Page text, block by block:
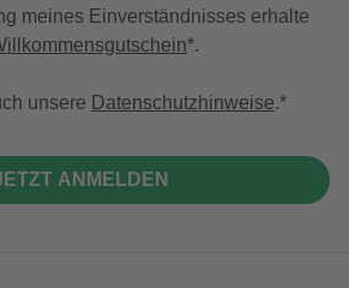
meines Einverständnisses erhalte
*.
unsere Datenschutzhinweise.
ANMELDEN